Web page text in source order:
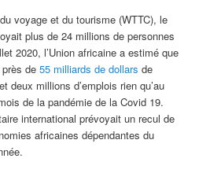
voyage et du tourisme (WTTC), le
plus de 24 millions de personnes
2020, l’Union africaine a estimé que
près de55 milliards de dollars de
deux millions d’emplois rien qu’au
de la pandémie de la Covid 19.
international prévoyait un recul de
africaines dépendantes du